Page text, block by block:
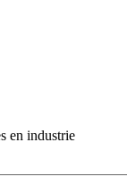
en industrie